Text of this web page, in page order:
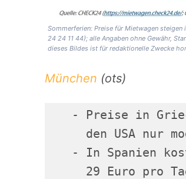
Sommerferien: Preise für Mietwagen
24 24 11 44); alle Angaben ohne Gewähr,
dieses Bildes ist für redaktionelle Zwecke
München (ots)
- Preise in
den USA nur
- In Spanien
29 Euro pro